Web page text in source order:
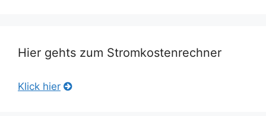
Hier gehts zum Stromkostenrechner
Klick hier